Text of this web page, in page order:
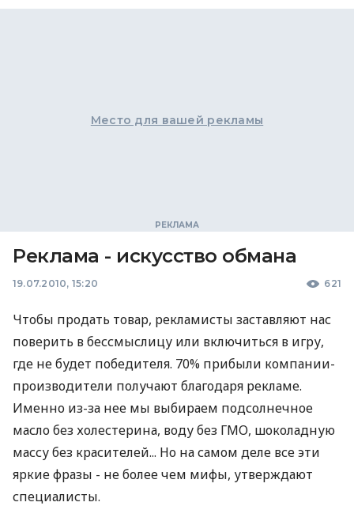
Место для вашей рекламы
Реклама - искусство обмана
19.07.2010, 15:20 621
Чтобы продать товар, рекламисты заставляют нас
поверить в бессмыслицу или включиться в игру,
где не будет победителя. 70% прибыли компании-
производители получают благодаря рекламе.
Именно из-за нее мы выбираем подсолнечное
масло без холестерина, воду без ГМО, шоколадную
массу без красителей... Но на самом деле все эти
яркие фразы - не более чем мифы, утверждают
специалисты.